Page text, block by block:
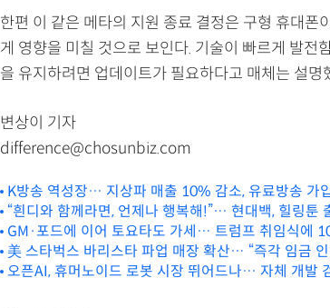
한편 이 같은 메타의 지원 종료 결정은 구형 휴대폰
게 영향을 미칠 것으로 보인다. 기술이 빠르게 발전
을 유지하려면 업데이트가 필요하다고 매체는 설명
변상이 기자
difference@chosunbiz.com
K방송 역성장… 지상파 매출 10% 감소, 유료방송 가
“흰디와 함께라면, 언제나 행복해!”… 현대백, 힐링툰
GM·포드에 이어 토요타도 가세… 트럼프 취임식에
美 스타벅스 바리스타 파업 매장 확산… “즉각 임금 인
오픈AI, 휴머노이드 로봇 시장 뛰어드나… 자체 개발